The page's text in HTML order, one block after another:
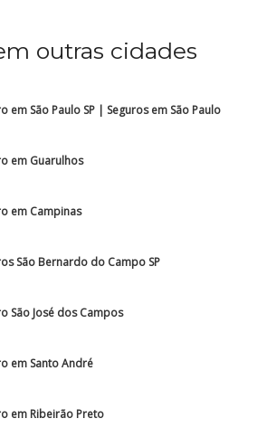
outras cidades
em São Paulo SP | Seguros em São Paulo
em Guarulhos
em Campinas
São Bernardo do Campo SP
São José dos Campos
em Santo André
em Ribeirão Preto